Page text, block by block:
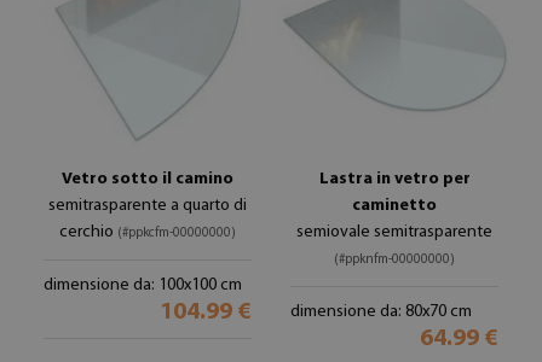
Vetro sotto il camino
semitrasparente a quarto di
cerchio (#ppkcfm-00000000)
dimensione da: 100x100 cm
104.99 €
Lastra in vetro per
caminetto
semiovale semitrasparente
(#ppknfm-00000000)
dimensione da: 80x70 cm
64.99 €